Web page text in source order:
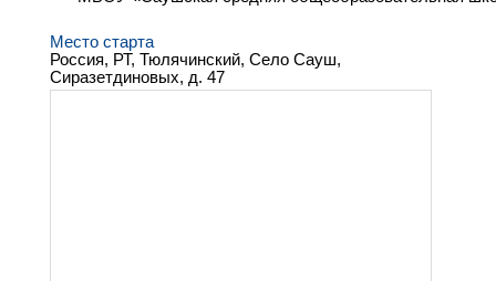
Место старта
Россия, РТ, Тюлячинский, Село Сауш,
Сиразетдиновых, д. 47